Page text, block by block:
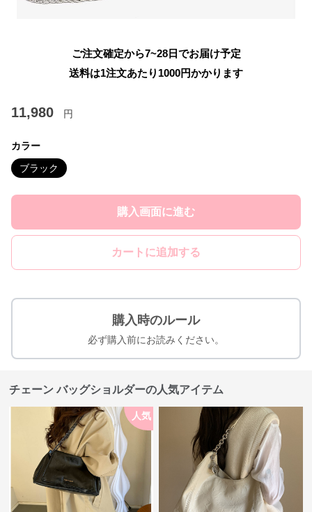
ご注文確定から7~28日でお届け予定
送料は1注文あたり 1000円かかります
11,980 円
カラー
ブラック
購入画面に進む
カートに追加する
購入時のルール
必ず購入前にお読みください。
チェーン バッグショルダーの人気アイテム
人気